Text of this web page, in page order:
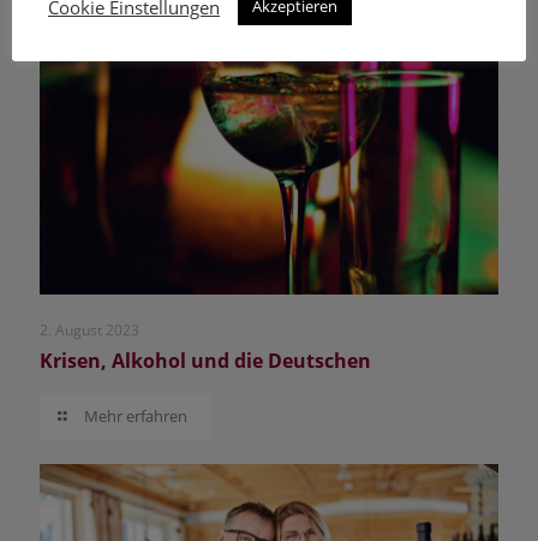
2. August 2023
Krisen, Alkohol und die Deutschen
Mehr erfahren
Cookie Einstellungen
Akzeptieren